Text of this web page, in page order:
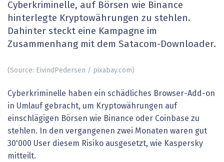
Cyberkriminelle, auf Börsen wie Binance
hinterlegte Kryptowährungen zu stehlen.
Dahinter steckt eine Kampagne im
Zusammenhang mit dem Satacom-Downloader.
(Source: EivindPedersen / pixabay.com)
Cyberkriminelle haben ein schädliches Browser-Add-on
in Umlauf gebracht, um Kryptowährungen auf
einschlägigen Börsen wie Binance oder Coinbase zu
stehlen. In den vergangenen zwei Monaten waren gut
30'000 User diesem Risiko ausgesetzt, wie Kaspersky
mitteilt.